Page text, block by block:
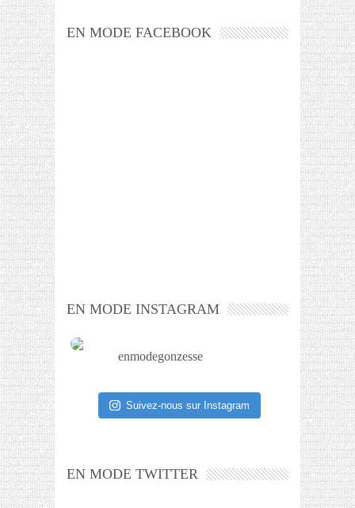
EN MODE FACEBOOK
EN MODE INSTAGRAM
enmodegonzesse
Suivez-nous sur Instagram
EN MODE TWITTER